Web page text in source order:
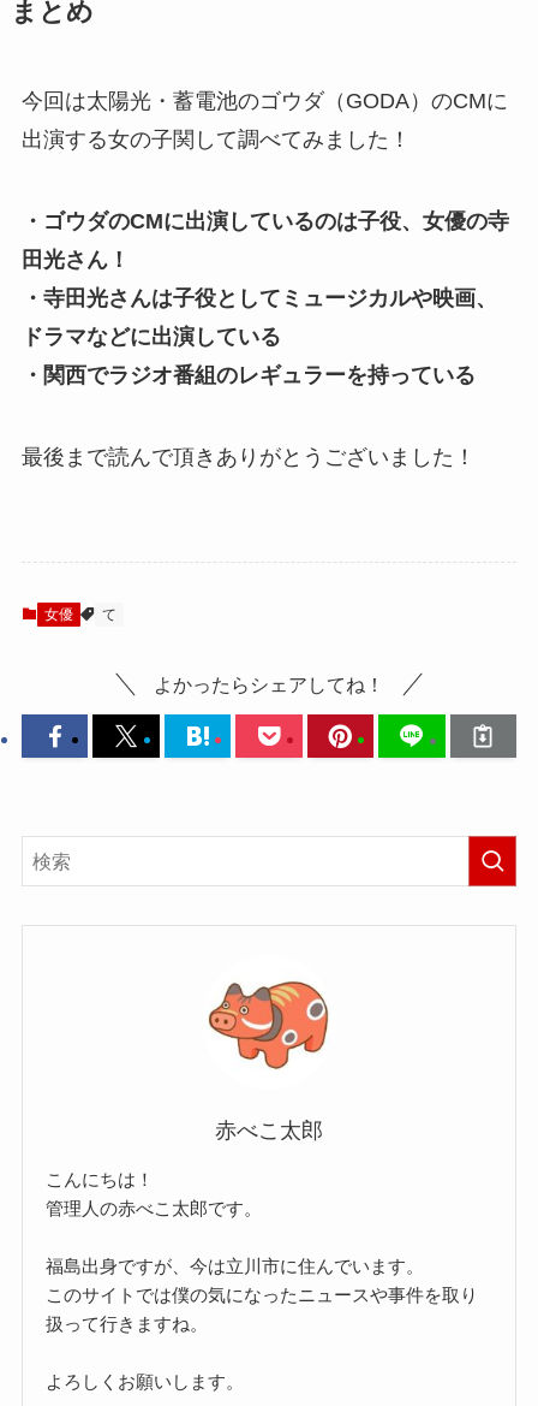
まとめ
今回は太陽光・蓄電池のゴウダ（GODA）のCMに
出演する女の子関して調べてみました！
・ゴウダのCMに出演しているのは子役、女優の寺
田光さん！
・寺田光さんは子役としてミュージカルや映画、
ドラマなどに出演している
・関西でラジオ番組のレギュラーを持っている
最後まで読んで頂きありがとうございました！
女優 て
よかったらシェアしてね！
赤べこ太郎
こんにちは！
管理人の赤べこ太郎です。
福島出身ですが、今は立川市に住んでいます。
このサイトでは僕の気になったニュースや事件を取り
扱って行きますね。
よろしくお願いします。